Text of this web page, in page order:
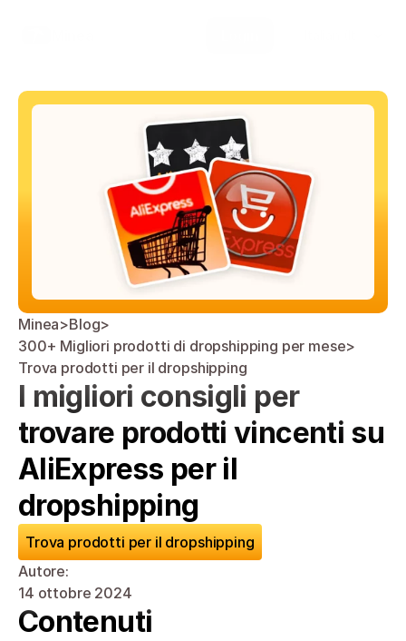
Minea>Blog>
300+ Migliori prodotti di dropshipping per mese>
Trova prodotti per il dropshipping
I migliori consigli per
trovare prodotti vincenti su
AliExpress per il
dropshipping
Trova prodotti per il dropshipping
Autore:
14 ottobre 2024
Contenuti